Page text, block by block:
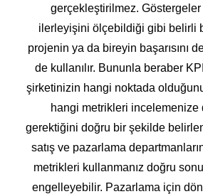
gerçekleştirilmez.
ilerleyişini ölçebildiği gibi belirli
projenin ya da bireyin başarısını
de kullanılır. Bununla beraber
şirketinizin hangi noktada
hangi metrikleri incelemenize
gerektiğini doğru bir şekilde
satış ve pazarlama
metrikleri kullanmanız doğru
engelleyebilir. Pazarlama için